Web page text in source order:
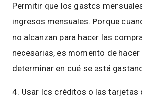
Permitir que los gastos
ingresos mensuales. Porque
no alcanzan para hacer las
necesarias, es momento de
determinar en qué se está
4. Usar los créditos o las tarjetas